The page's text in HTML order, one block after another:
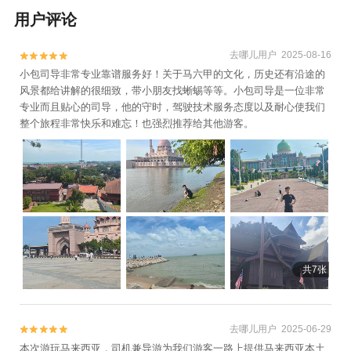
用户评论

 去哪儿用户 2025-08-16
小包司导非常专业靠谱服务好！关于马六甲的文化，历史还有沿途的
风景都给讲解的很细致，带小朋友找蜥蜴等等。小包司导是一位非常
专业而且贴心的司导，他的守时，驾驶技术服务态度以及耐心使我们
整个旅程非常快乐和难忘！也强烈推荐给其他游客。
共7张

 去哪儿用户 2025-06-29
本次游玩马来西亚，司机兼导游为我们游客一路上提供马来西亚本土